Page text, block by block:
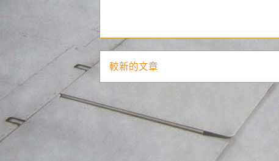
較新的文章